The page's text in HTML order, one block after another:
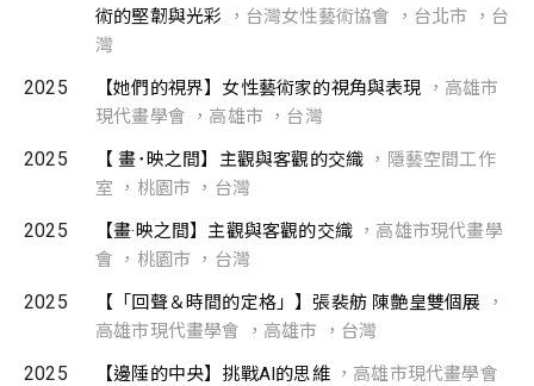
術的堅韌與光彩 ，台灣女性藝術協會 ，台北市 ，台
灣
2025 【她們的視界】女性藝術家的視角與表現 ，高雄市
現代畫學會 ，高雄市 ，台灣
2025 【 畫･映之間】主觀與客觀的交織 ，隱藝空間工作
室 ，桃園市 ，台灣
2025 【畫·映之間】主觀與客觀的交織 ，高雄市現代畫學
會 ，桃園市 ，台灣
2025 【「回聲＆時間的定格」】張裴舫 陳艶皇雙個展 ，
高雄市現代畫學會 ，高雄市 ，台灣
2025 【邊陲的中央】挑戰AI的思維，高雄市現代畫學會